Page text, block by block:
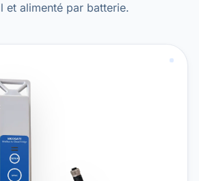
et alimenté par batterie.